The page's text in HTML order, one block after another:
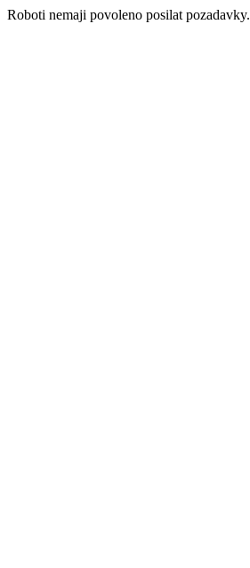
Roboti nemaji povoleno posilat pozadavky.